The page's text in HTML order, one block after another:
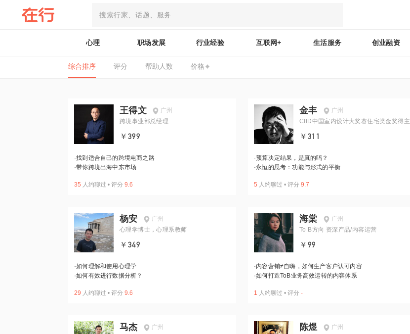
心理 职场发展 行业经验 互联网+ 生活服务 创业融资
综合排序 评分 帮助人数 价格
王得文
广州
跨境事业部总经理
￥399
·找到适合自己的跨境电商之路
·带你跨境出海中东市场
35 人约聊过 • 评分 9.6
金丰
广州
CIID中国室内设计大奖赛住宅类金奖得主
￥311
·预算决定结果，是真的吗？
·永恒的思考：功能与形式的平衡
5 人约聊过 • 评分 9.7
杨安
广州
心理学博士，心理系教师
￥349
·如何理解和使用心理学
·如何有效进行数据分析？
29 人约聊过 • 评分 9.6
海棠
广州
To B方向 资深产品/内容运营
￥99
·内容营销≠自嗨，如何生产客户认可内容
·如何打造ToB业务高效运转的内容体系
1 人约聊过 • 评分 -
马杰
广州
陈煜
广州